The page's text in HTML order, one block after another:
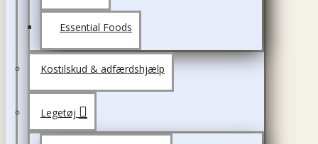
Essential Foods
Kostilskud & adfærdshjælp
Legetøj